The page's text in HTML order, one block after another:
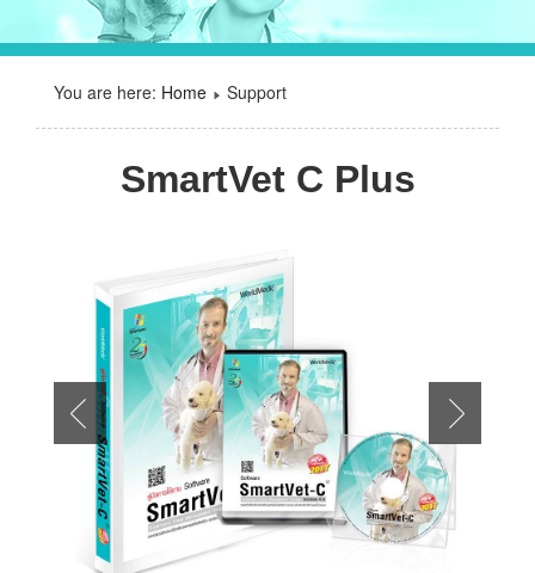
You are here: Home Support
SmartVet C Plus